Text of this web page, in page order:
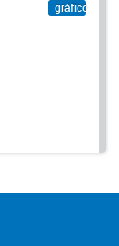
gráfico